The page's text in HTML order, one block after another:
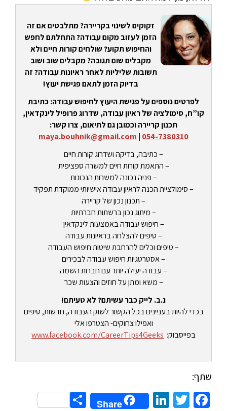
זקוקים לשינוי בקריירה? מתלבטים אם זה
הזמן לעזוב מקום עבודה? התחלתם לחפש
והחיפוש תקוע? שולחים קורות חיים ולא
מקבלים שום תגובה? מקבלים שוב ושוב
תשובות שליליות לאחר ראיונות עבודה? זה
בדיוק הזמן לתאם פגישת יעוץ!
לפרטים נוספים על פגישת היעוץ לחיפוש עבודה: כתיבת
קו”ח, סימולציה של ראיון עבודה, שדרוג פרופיל לינקדאין,
תכנון קריירה וכמובן גם לתיאום, צרו קשר:
054-7380310
|
maya.bouhnik@gmail.com
– כתיבה, בדיקה ושדרוג קורות חיים
– התאמת קורות חיים למשרה ספציפית
– פניה נכונה למשרות הנכונות
– סימולציית הכנה לראיון עבודה אישיותי ממוקדת תפקיד
– תכנון נכון של קריירה
– מיתוג נכון ברשתות חברתיות
– חיפוש עבודה באמצעות לינקדאין
– טיפים להצלחה בראיונות עבודה
– טיפים וכלים להרחבת שיטות חיפוש העבודה
– אסטרטגיות חיפוש עבודה לבכירים
– עבודה יעילה יותר עם חברות השמה
– משא ומתן על חוזים והצעות שכר
נ.ב. לייק כבר עשיתם? לא טעיתם!
בכדי להיות בעניינים בכל הקשור לשוק העבודה, חדשות, טיפים
ואפילו צחוקים- הצטרפו אלי
בפייסבוק: www.facebook.com/CareerTips4Geeks
שתף:
Facebook
Twitter
LinkedIn
Share
Share